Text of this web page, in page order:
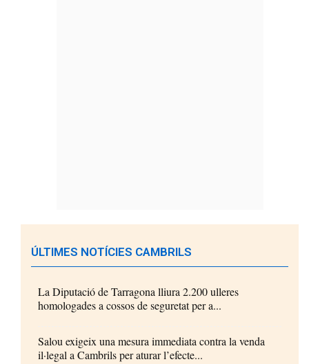
ÚLTIMES NOTÍCIES CAMBRILS
La Diputació de Tarragona lliura 2.200 ulleres
homologades a cossos de seguretat per a...
Salou exigeix una mesura immediata contra la venda
il·legal a Cambrils per aturar l’efecte...